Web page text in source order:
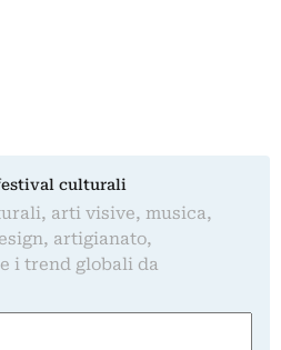
culturali
arti visive, musica,
artigianato,
i trend globali da